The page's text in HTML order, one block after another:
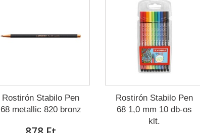
Rostirón Stabilo Pen
68 metallic 820 bronz
Rostirón Stabilo Pen
68 1,0 mm 10 db-os
klt.